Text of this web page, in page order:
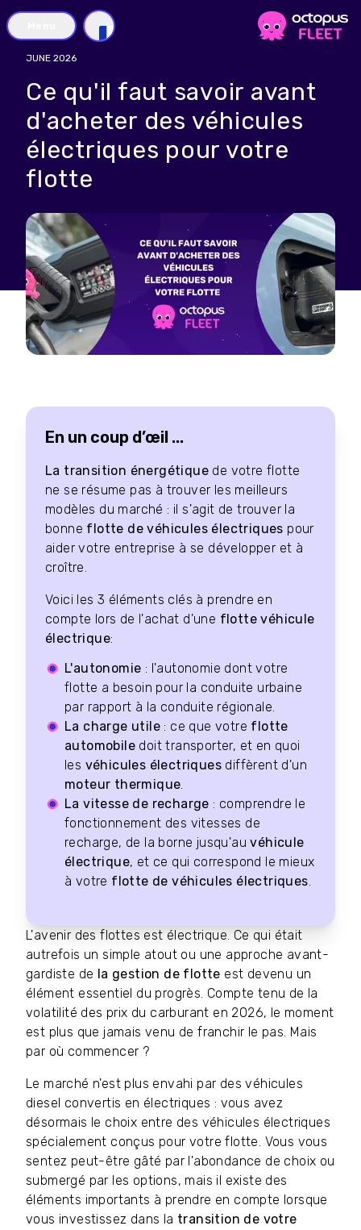
FR
JUNE 2026
Ce qu'il faut savoir avant
d'acheter des véhicules
électriques pour votre
flotte
En un coup d’œil ...
La transition énergétique de votre flotte
ne se résume pas à trouver les meilleurs
modèles du marché : il s'agit de trouver la
bonne flotte de véhicules électriques pour
aider votre entreprise à se développer et à
croître.
Voici les 3 éléments clés à prendre en
compte lors de l'achat d'une flotte véhicule
électrique:
L'autonomie : l'autonomie dont votre
flotte a besoin pour la conduite urbaine
par rapport à la conduite régionale.
La charge utile : ce que votre flotte
automobile doit transporter, et en quoi
les véhicules électriques diffèrent d'un
moteur thermique.
La vitesse de recharge : comprendre le
fonctionnement des vitesses de
recharge, de la borne jusqu'auvéhicule
électrique, et ce qui correspond le mieux
à votre flotte de véhicules électriques.
L'avenir des flottes est électrique. Ce qui était
autrefois un simple atout ou une approche avant-
gardiste de la gestion de flotte est devenu un
élément essentiel du progrès. Compte tenu de la
volatilité des prix du carburant en 2026, le moment
est plus que jamais venu de franchir le pas. Mais
par où commencer ?
Le marché n'est plus envahi par des véhicules
diesel convertis en électriques : vous avez
désormais le choix entre des véhicules électriques
spécialement conçus pour votre flotte. Vous vous
sentez peut-être gâté par l'abondance de choix ou
submergé par les options, mais il existe des
éléments importants à prendre en compte lorsque
vous investissez dans la transition de votre